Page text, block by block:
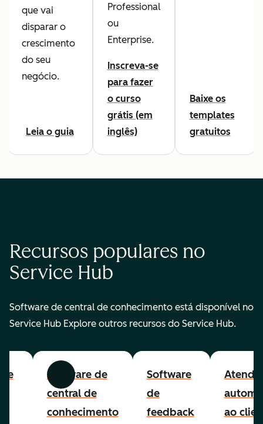
que vai
disparar o
crescimento
do seu
negócio.
Leia o guia
Professional
ou
Enterprise.
Inscreva-se
para fazer
o curso
grátis (em
inglês)
Baixe os
templates
gratuitos
Recursos populares no
Service Hub
Software de central de conhecimento está disponível no
Service Hub Explore outros recursos do Service Hub.
Anterior Avançar
Software de
central de
conhecimento
Software
de
feedback
ao